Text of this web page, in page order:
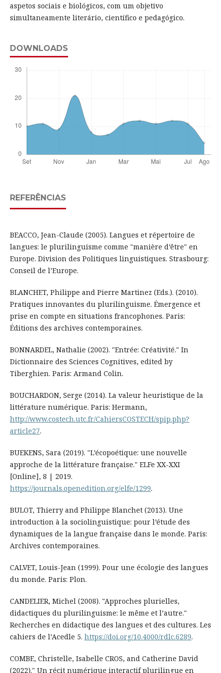
aspetos sociais e biológicos, com um objetivo
simultaneamente literário, científico e pedagógico.
DOWNLOADS
REFERÊNCIAS
BEACCO, Jean-Claude (2005). Langues et répertoire de
langues: le plurilinguisme comme "manière d’être" en
Europe. Division des Politiques linguistiques. Strasbourg:
Conseil de l’Europe.
BLANCHET, Philippe and Pierre Martinez (Eds.). (2010).
Pratiques innovantes du plurilinguisme. Émergence et
prise en compte en situations francophones. Paris:
Éditions des archives contemporaines.
BONNARDEL, Nathalie (2002). "Entrée: Créativité." In
Dictionnaire des Sciences Cognitives, edited by
Tiberghien. Paris: Armand Colin.
BOUCHARDON, Serge (2014). La valeur heuristique de la
littérature numérique. Paris: Hermann,
http://www.costech.utc.fr/CahiersCOSTECH/spip.php?
article27.
BUEKENS, Sara (2019). "L’écopoétique: une nouvelle
approche de la littérature française." ELFe XX-XXI
[Online], 8 | 2019.
https://journals.openedition.org/elfe/1299.
BULOT, Thierry and Philippe Blanchet (2013). Une
introduction à la sociolinguistique: pour l’étude des
dynamiques de la langue française dans le monde. Paris:
Archives contemporaines.
CALVET, Louis-Jean (1999). Pour une écologie des langues
du monde. Paris: Plon.
CANDELIER, Michel (2008). "Approches plurielles,
didactiques du plurilinguisme: le même et l’autre."
Recherches en didactique des langues et des cultures. Les
cahiers de l’Acedle 5. https://doi.org/10.4000/rdlc.6289.
COMBE, Christelle, Isabelle CROS, and Catherine David
(2022)." Un récit numérique interactif plurilingue en